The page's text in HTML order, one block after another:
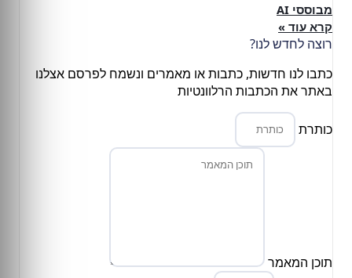
מבוססי AI
קרא עוד »
רוצה לחדש לנו?
כתבו לנו חדשות, כתבות או מאמרים ונשמח לפרסם אצלנו
באתר את הכתבות הרלוונטיות
כותרת
תוכן המאמר